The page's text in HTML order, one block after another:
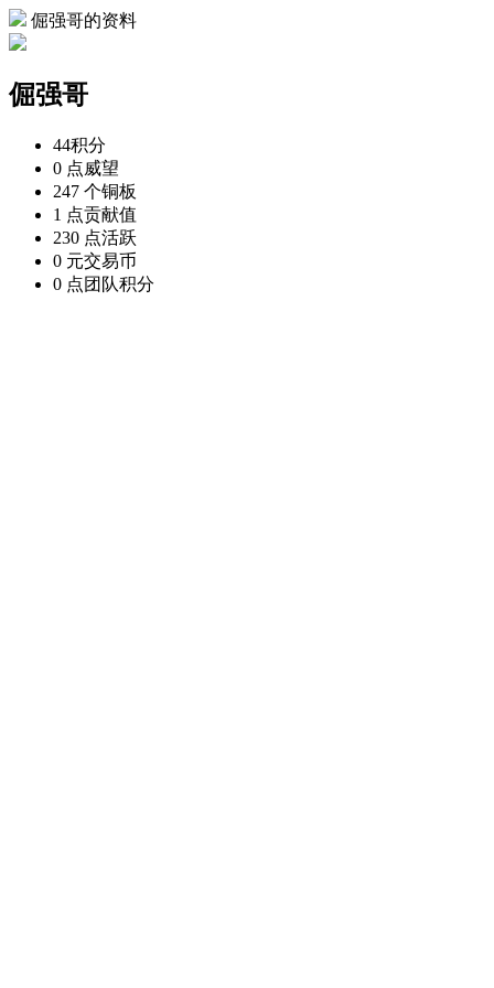
倔强哥的资料
倔强哥
44积分
0 点威望
247 个铜板
1 点贡献值
230 点活跃
0 元交易币
0 点团队积分